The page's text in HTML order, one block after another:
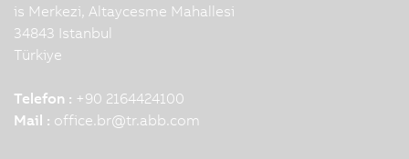
is Merkezi, Altaycesme Mahallesi
34843 Istanbul
Türkiye
Telefon : +90 2164424100
Mail : office.br@tr.abb.com